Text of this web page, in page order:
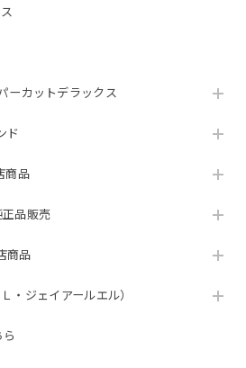
ーカットデラックス
ド
商品
品販売
商品
・ジェイアールエル）